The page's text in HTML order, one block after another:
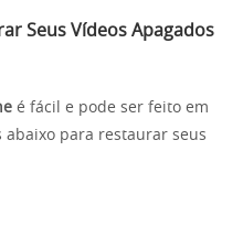
Seus Vídeos Apagados
é fácil e pode ser feito em
abaixo para restaurar seus